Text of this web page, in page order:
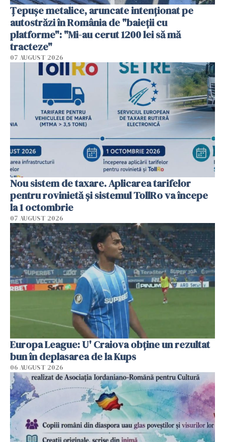
Țepușe metalice, aruncate intenționat pe
autostrăzi în România de "baieții cu
platforme": "Mi-au cerut 1200 lei să mă
tracteze"
07 AUGUST 2026
Nou sistem de taxare. Aplicarea tarifelor
pentru rovinietă şi sistemul TollRo va începe
la 1 octombrie
07 AUGUST 2026
Europa League: U' Craiova obține un rezultat
bun în deplasarea de la Kups
06 AUGUST 2026